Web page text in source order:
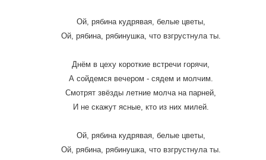
Ой, рябина кудрявая, белые цветы,
Ой, рябина, рябинушка, что взгрустнула ты.
Днём в цеху короткие встречи горячи,
А сойдемся вечером - сядем и молчим.
Смотрят звёзды летние молча на парней,
И не скажут ясные, кто из них милей.
Ой, рябина кудрявая, белые цветы,
Ой, рябина, рябинушка, что взгрустнула ты.